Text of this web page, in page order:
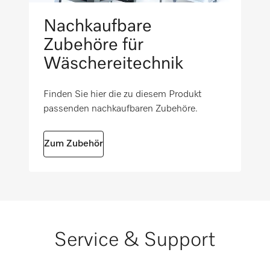
Nettogewicht in kg
565
Bruttogewicht in kg i
Nachkaufbare
Zubehöre für
Wäschereitechnik
Finden Sie hier die zu diesem Produkt
passenden nachkaufbaren Zubehöre.
Zum Zubehör
Service & Support